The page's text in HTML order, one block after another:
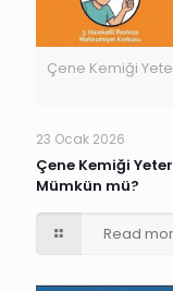
Çene Kemiği
23 Ocak 2026
Çene Kemiği
Mümkün mü?
Read